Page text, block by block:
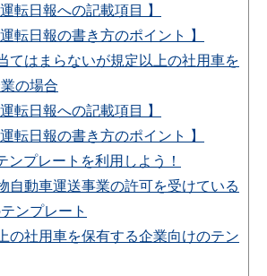
運転日報への記載項目 】
運転日報の書き方のポイント 】
てはまらないが規定以上の社用車を
の場合
運転日報への記載項目 】
運転日報の書き方のポイント 】
ンプレートを利用しよう！
自動車運送事業の許可を受けている
ンプレート
の社用車を保有する企業向けのテン